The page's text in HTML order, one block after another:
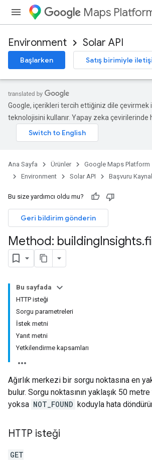
Maps
Environment Solar API
Başlarken Satış birimiyle
Google, içerikleri tercih ettiğiniz dile çevirmek
teknolojisini kullanır. Yapay zeka çevirilerinde
Ana Sayfa Ürünler Google Maps Platform
Environment
Solar API Başvuru
Bu size yardımcı oldu mu?
Geri bildirim gönderin
Method: buildingInsights.
Bu sayfada
HTTP isteği
Sorgu parametreleri
İstek metni
Yanıt metni
Yetkilendirme kapsamları
Ağırlık merkezi bir sorgu noktasına en
bulur. Sorgu noktasının yaklaşık 50 metre
yoksa NOT_FOUND koduyla hata
HTTP isteği
GET